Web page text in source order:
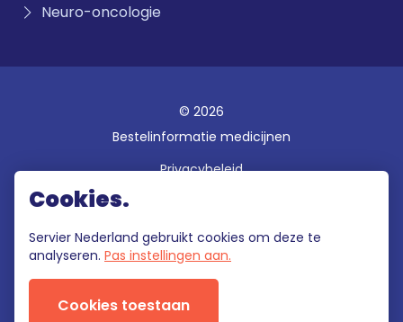
Neuro-oncologie
© 2026
Bestelinformatie medicijnen
Privacybeleid
Gebruiksvoorwaarden
Klokkenluidersregeling
Deze site wordt onderhouden door Servier Nederland die als enige
Cookies.
Servier Nederland gebruikt cookies om deze te
analyseren. Pas instellingen aan.
Cookies toestaan